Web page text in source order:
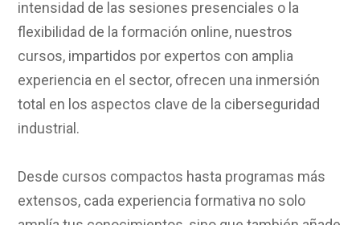
intensidad de las sesiones presenciales o la
flexibilidad de la formación online, nuestros
cursos, impartidos por expertos con amplia
experiencia en el sector, ofrecen una inmersión
total en los aspectos clave de la ciberseguridad
industrial.
Desde cursos compactos hasta programas más
extensos, cada experiencia formativa no solo